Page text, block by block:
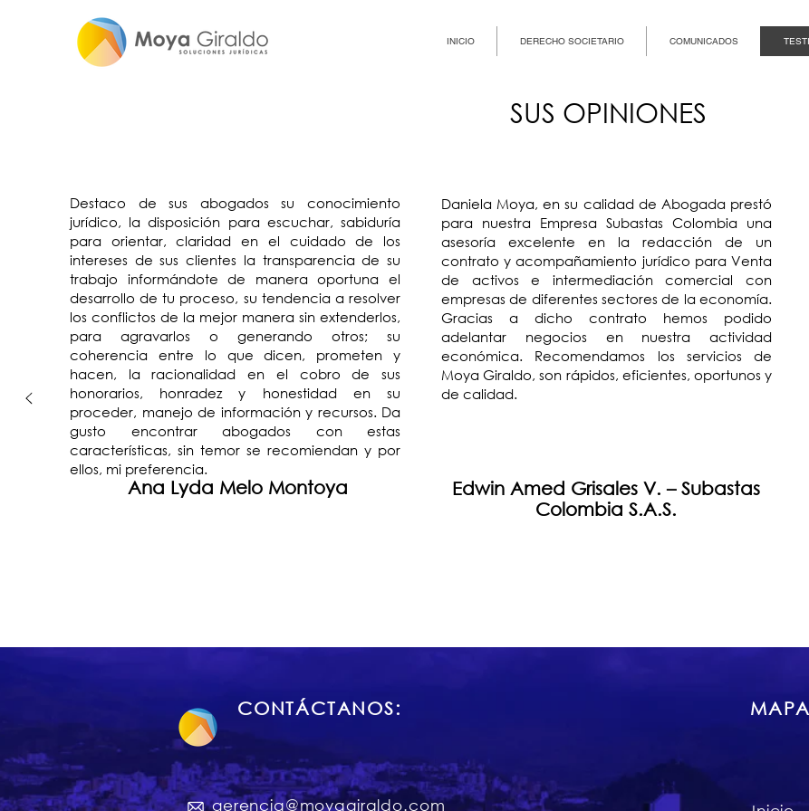
INICIO DERECHO SOCIETARIO COMUNICADOS
SUS OPINIONES
Destaco de sus abogados su conocimiento
jurídico, la disposición para escuchar, sabiduría
para orientar, claridad en el cuidado de los
intereses de sus clientes la transparencia de su
trabajo informándote de manera oportuna el
desarrollo de tu proceso, su tendencia a resolver
los conflictos de la mejor manera sin extenderlos,
para agravarlos o generando otros; su
coherencia entre lo que dicen, prometen y
hacen, la racionalidad en el cobro de sus
honorarios, honradez y honestidad en su
proceder, manejo de información y recursos. Da
gusto encontrar abogados con estas
características, sin temor se recomiendan y por
ellos, mi preferencia.
Ana Lyda Melo Montoya
Daniela Moya, en su calidad de Abogada prestó
para nuestra Empresa Subastas Colombia una
asesoría excelente en la redacción de un
contrato y acompañamiento jurídico para Venta
de activos e intermediación comercial con
empresas de diferentes sectores de la economía.
Gracias a dicho contrato hemos podido
adelantar negocios en nuestra actividad
económica. Recomendamos los servicios de
Moya Giraldo, son rápidos, eficientes, oportunos y
de calidad.
Edwin Amed Grisales V. – Subastas
Colombia S.A.S.
CONTÁCTANOS:
gerencia@moyagiraldo.com